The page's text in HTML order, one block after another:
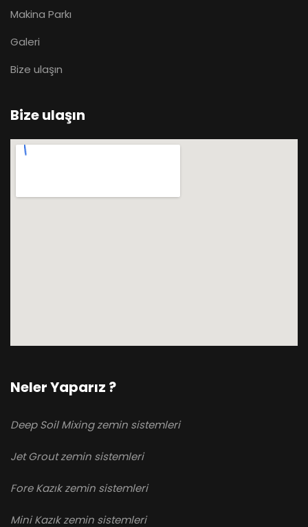
Makina Parkı
Galeri
Bize ulaşın
Bize ulaşın
Neler Yaparız ?
Deep Soil Mixing zemin sistemleri
Jet Grout zemin sistemleri
Fore Kazık zemin sistemleri
Mini Kazık zemin sistemleri